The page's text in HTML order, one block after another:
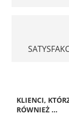
KLIENCI,
RÓWNIEŻ ...